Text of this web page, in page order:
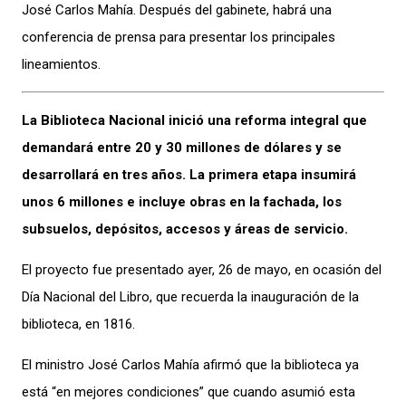
José Carlos Mahía. Después del gabinete, habrá una
conferencia de prensa para presentar los principales
lineamientos.
La Biblioteca Nacional inició una reforma integral que
demandará entre 20 y 30 millones de dólares y se
desarrollará en tres años. La primera etapa insumirá
unos 6 millones e incluye obras en la fachada, los
subsuelos, depósitos, accesos y áreas de servicio.
El proyecto fue presentado ayer, 26 de mayo, en ocasión del
Día Nacional del Libro, que recuerda la inauguración de la
biblioteca, en 1816.
El ministro José Carlos Mahía afirmó que la biblioteca ya
está “en mejores condiciones” que cuando asumió esta